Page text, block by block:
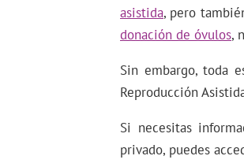
asistida, pero
donación de óvulos,
Sin embargo, toda
Reproducción
Si necesitas
privado, puedes